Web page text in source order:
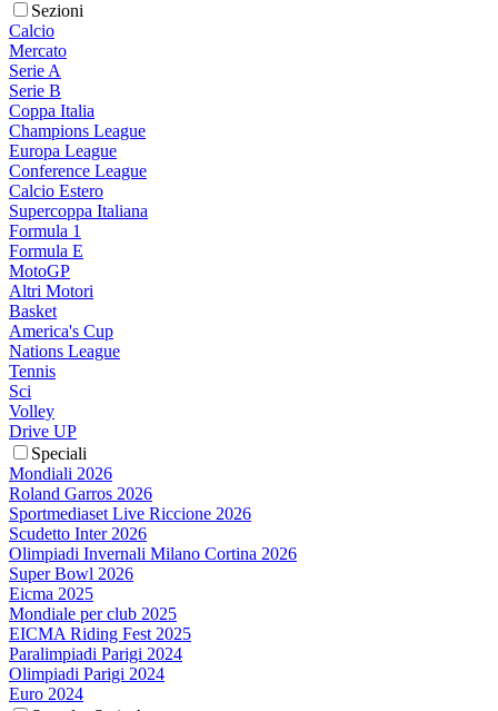
Sezioni
Calcio
Mercato
Serie A
Serie B
Coppa Italia
Champions League
Europa League
Conference League
Calcio Estero
Supercoppa Italiana
Formula 1
Formula E
MotoGP
Altri Motori
Basket
America's Cup
Nations League
Tennis
Sci
Volley
Drive UP
Speciali
Mondiali 2026
Roland Garros 2026
Sportmediaset Live Riccione 2026
Scudetto Inter 2026
Olimpiadi Invernali Milano Cortina 2026
Super Bowl 2026
Eicma 2025
Mondiale per club 2025
EICMA Riding Fest 2025
Paralimpiadi Parigi 2024
Olimpiadi Parigi 2024
Euro 2024